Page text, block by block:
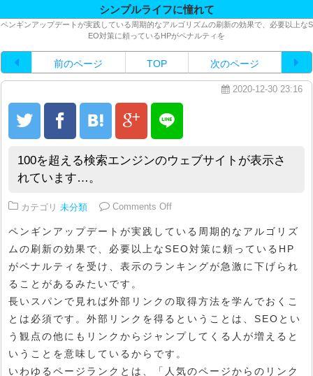
シンプルライフに憧れて
ペンギンアップデートが実践している周期的なアルゴリズムの刷新の効果で、必要以上なS
EO対策に頼っているHPがペナルティを
前のページ TOP 次のページ
2020-12-30 23:16
100を超える検索エンジンのウェブサイトが表示さ
れています…。
カテゴリ 未分類 Comments Offon 100を超える検索エンジンの
ペンギンアップデートが実践している周期的なアルゴリズ
ムの刷新の効果で、必要以上なSEO対策に頼っているHP
がペナルティを受け、表示のランキングが急激に下げられ
ることがあるみたいです。
長いスパンで見れば外部リンクの取得方法を学んでおくこ
とは必須です。外部リンクを得るということは、SEOとい
う観点の他にもリンクからジャンプしてくる人が増えると
いうことを意味しているからです。
いわゆるページランクとは、「人気のページからのリンク